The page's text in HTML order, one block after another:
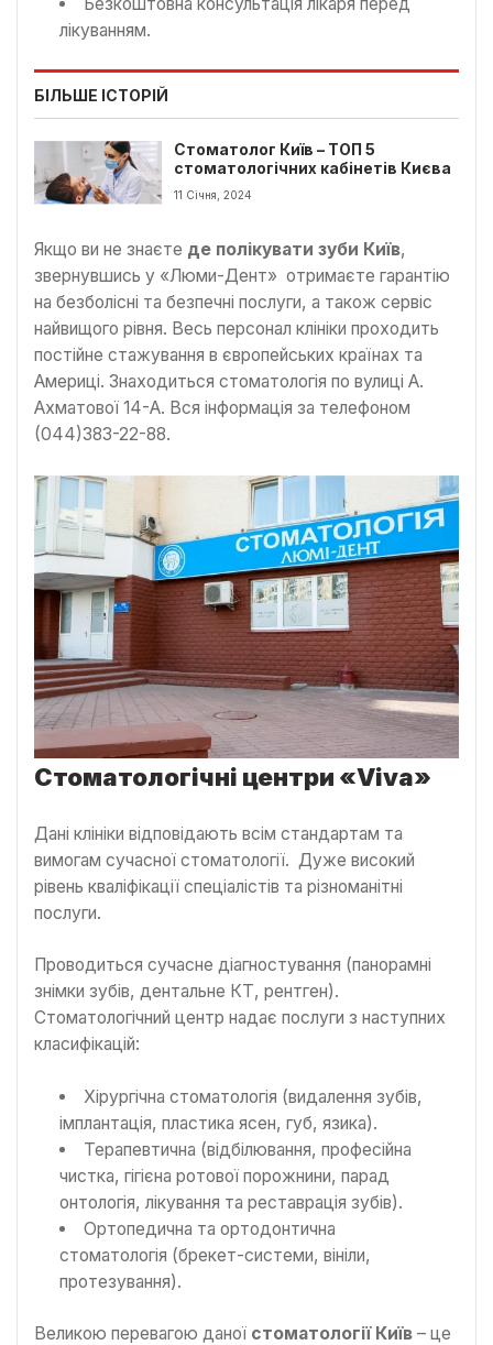
лікуванням.
БІЛЬШЕ ІСТОРІЙ
Стоматолог Київ – ТОП 5
стоматологічних кабінетів Києва
11 Січня, 2024
Якщо ви не знаєте де полікувати зуби Київ,
звернувшись у «Люми-Дент» отримаєте гарантію
на безболісні та безпечні послуги, а також сервіс
найвищого рівня. Весь персонал клініки проходить
постійне стажування в європейських країнах та
Америці. Знаходиться стоматологія по вулиці А.
Ахматової 14-А. Вся інформація за телефоном
(044)383-22-88.
Стоматологічні центри «Viva»
Дані клініки відповідають всім стандартам та
вимогам сучасної стоматології. Дуже високий
рівень кваліфікації спеціалістів та різноманітні
послуги.
Проводиться сучасне діагностування (панорамні
знімки зубів, дентальне КТ, рентген).
Стоматологічний центр надає послуги з наступних
класифікацій:
Хірургічна стоматологія (видалення зубів,
імплантація, пластика ясен, губ, язика).
Терапевтична (відбілювання, професійна
чистка, гігієна ротової порожнини, парад
онтологія, лікування та реставрація зубів).
Ортопедична та ортодонтична
стоматологія (брекет-системи, вініли,
протезування).
Великою перевагою даної стоматології Київ – це